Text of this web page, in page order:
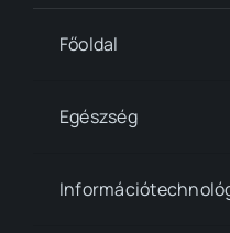
Főoldal
Egészség